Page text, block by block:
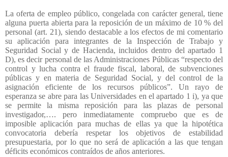
La oferta de empleo público, congelada con carácter general, tiene
alguna puerta abierta para la reposición de un máximo de 10 % del
personal (art. 21), siendo destacable a los efectos de mi comentario
su aplicación para integrantes de la Inspección de Trabajo y
Seguridad Social y de Hacienda, incluidos dentro del apartado 1
D), es decir personal de las Administraciones Públicas “respecto del
control y lucha contra el fraude fiscal, laboral, de subvenciones
públicas y en materia de Seguridad Social, y del control de la
asignación eficiente de los recursos públicos”. Un rayo de
esperanza se abre para las Universidades en el apartado 1 i), ya que
se permite la misma reposición para las plazas de personal
investigador,…. pero inmediatamente compruebo que es de
imposible aplicación para muchas de ellas ya que la hipotética
convocatoria debería respetar los objetivos de estabilidad
presupuestaria, por lo que no será de aplicación a las que tengan
déficits económicos contraídos de años anteriores.